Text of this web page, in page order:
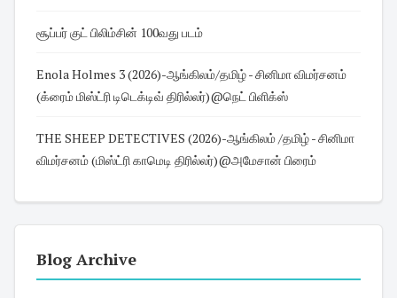
சூப்பர் குட் பிலிம்சின் 100வது படம்
Enola Holmes 3 (2026)-ஆங்கிலம்/தமிழ் - சினிமா விமர்சனம்
(க்ரைம் மிஸ்ட்ரி டிடெக்டிவ் திரில்லர்)@நெட் பிளிக்ஸ்
THE SHEEP DETECTIVES (2026)-ஆங்கிலம் /தமிழ் - சினிமா
விமர்சனம் (மிஸ்ட்ரி காமெடி திரில்லர்)@அமேசான் பிரைம்
Blog Archive